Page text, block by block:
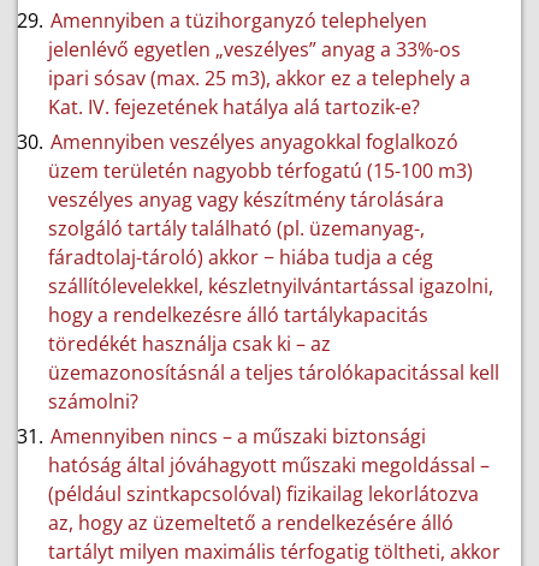
Amennyiben a tüzihorganyzó telephelyen
jelenlévő egyetlen „veszélyes” anyag a 33%-os
ipari sósav (max. 25 m3), akkor ez a telephely a
Kat. IV. fejezetének hatálya alá tartozik-e?
Amennyiben veszélyes anyagokkal foglalkozó
üzem területén nagyobb térfogatú (15-100 m3)
veszélyes anyag vagy készítmény tárolására
szolgáló tartály található (pl. üzemanyag-,
fáradtolaj-tároló) akkor − hiába tudja a cég
szállítólevelekkel, készletnyilvántartással igazolni,
hogy a rendelkezésre álló tartálykapacitás
töredékét használja csak ki – az
üzemazonosításnál a teljes tárolókapacitással kell
számolni?
Amennyiben nincs – a műszaki biztonsági
hatóság által jóváhagyott műszaki megoldással –
(például szintkapcsolóval) fizikailag lekorlátozva
az, hogy az üzemeltető a rendelkezésére álló
tartályt milyen maximális térfogatig töltheti, akkor